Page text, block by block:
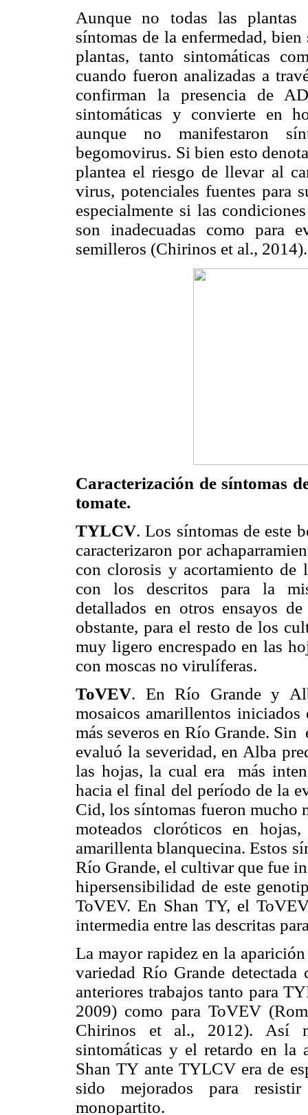
Aunque no todas las plantas
síntomas de la enfermedad,
plantas, tanto sintomáticas
cuando fueron analizadas a
confirman la presencia de
sintomáticas y convierte en
aunque no manifestaron
begomovirus. Si bien esto
plantea el riesgo de llevar al
virus, potenciales fuentes para
especialmente si las
son inadecuadas como para
semilleros (Chirinos et al., 2014).
Caracterización de síntomas
tomate.
TYLCV. Los síntomas de este
caracterizaron por
con clorosis y acortamiento de
con los descritos para la
detallados en otros ensayos
obstante, para el resto de los
muy ligero encrespado en las
con moscas no virulíferas.
ToVEV. En Río Grande y
mosaicos amarillentos iniciados
más severos en Río Grande. Sin
evaluó la severidad, en Alba
las hojas, la cual era más
hacia el final del período de la
Cid, los síntomas fueron mucho
moteados cloróticos en
amarillenta blanquecina. Estos
Río Grande, el cultivar que fue
hipersensibilidad de este
ToVEV. En Shan TY, el
intermedia entre las descritas
La mayor rapidez en la
variedad Río Grande
anteriores trabajos tanto para
2009) como para ToVEV
Chirinos et al., 2012). Así
sintomáticas y el retardo en
Shan TY ante TYLCV era de
sido mejorados para
monopartito.